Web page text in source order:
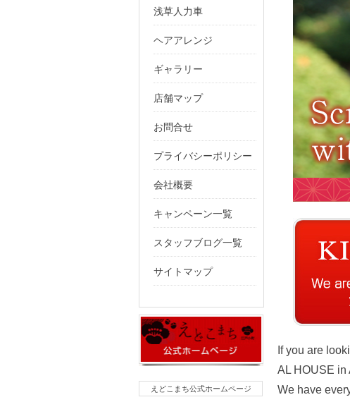
If you are
AL HOUSE in
We have
浅草人力車
ヘアアレンジ
ギャラリー
店舗マップ
お問合せ
プライバシーポリシー
会社概要
キャンペーン一覧
スタッフブログ一覧
サイトマップ
えどこまち公式ホームページ